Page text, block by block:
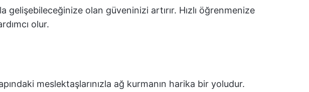
gelişebileceğinize olan güveninizi artırır. Hızlı öğrenmenize
olur.
meslektaşlarınızla ağ kurmanın harika bir yoludur.